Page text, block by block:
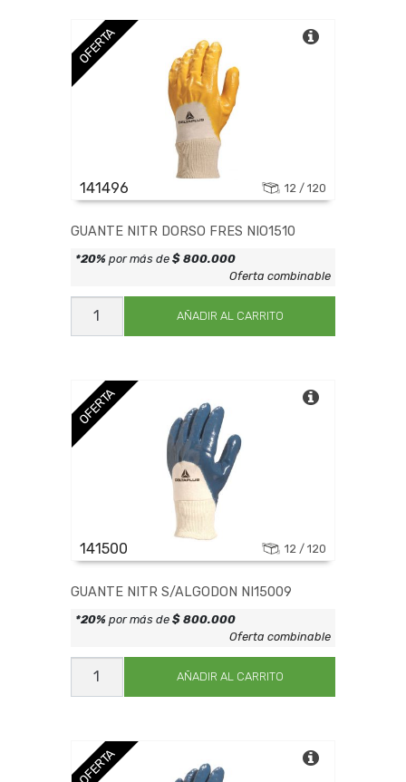
OFERTA
141496 12 / 120
GUANTE NITR DORSO FRES NIO1510
GUANTE
NITR
DORSO
AÑADIR AL CARRITO
*20%por más de $ 800.000
Oferta combinable
OFERTA
141500 12 / 120
GUANTE NITR S/ALGODON NI15009
GUANTE
NITR
AÑADIR AL CARRITO
*20%por más de $ 800.000
Oferta combinable
OFERTA